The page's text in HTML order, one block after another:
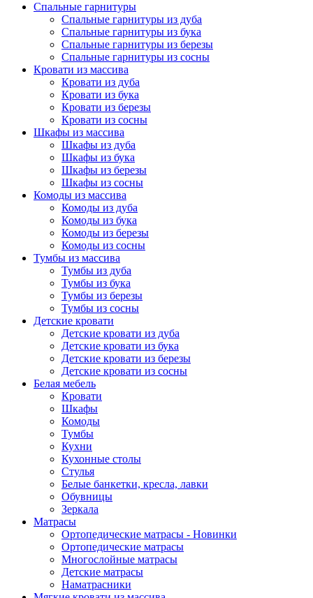
Спальные гарнитуры
Спальные гарнитуры из дуба
Спальные гарнитуры из бука
Спальные гарнитуры из березы
Спальные гарнитуры из сосны
Кровати из массива
Кровати из дуба
Кровати из бука
Кровати из березы
Кровати из сосны
Шкафы из массива
Шкафы из дуба
Шкафы из бука
Шкафы из березы
Шкафы из сосны
Комоды из массива
Комоды из дуба
Комоды из бука
Комоды из березы
Комоды из сосны
Тумбы из массива
Тумбы из дуба
Тумбы из бука
Тумбы из березы
Тумбы из сосны
Детские кровати
Детские кровати из дуба
Детские кровати из бука
Детские кровати из березы
Детские кровати из сосны
Белая мебель
Кровати
Шкафы
Комоды
Тумбы
Кухни
Кухонные столы
Стулья
Белые банкетки, кресла, лавки
Обувницы
Зеркала
Матрасы
Ортопедические матрасы - Новинки
Ортопедические матрасы
Многослойные матрасы
Детские матрасы
Наматрасники